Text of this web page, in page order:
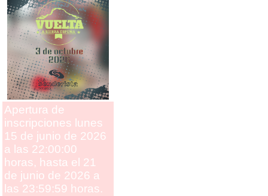
Apertura de
inscripciones lunes
15 de junio de 2026
a las 22:00:00
horas, hasta el 21
de junio de 2026 a
las 23:59:59 horas.